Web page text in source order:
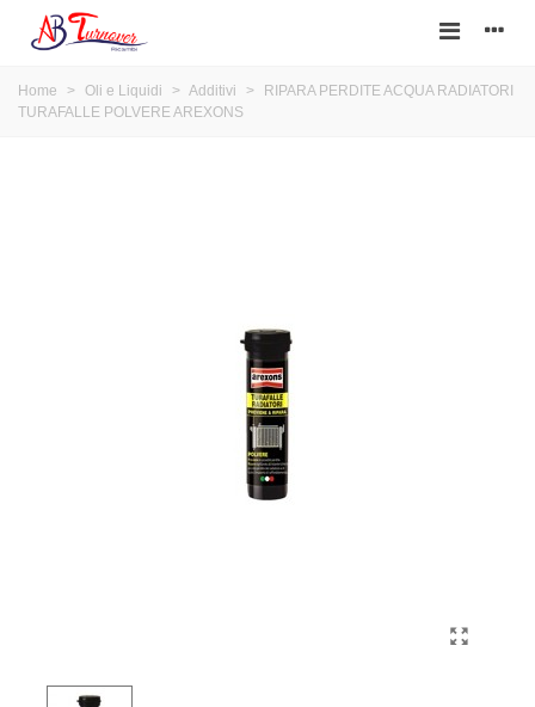
Home > Oli e Liquidi > Additivi >
RIPARA PERDITE ACQUA RADIATORI
TURAFALLE POLVERE AREXONS